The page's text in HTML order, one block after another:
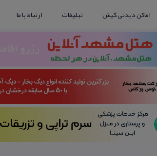
اماکن دیدنی کیش تبلیغات ارتباط با ما